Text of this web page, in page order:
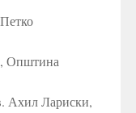
Општина
Ахил Лариски,